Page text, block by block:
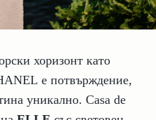
хоризонт като
е потвърждение,
уникално. Casa de